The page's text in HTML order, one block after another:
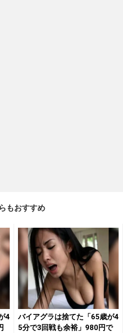
もおすすめ
4
バイアグラは捨てた「65歳が4
5分で3回戦も余裕」980円で